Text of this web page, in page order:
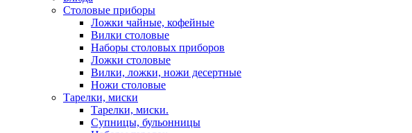
Столовые приборы
Ложки чайные, кофейные
Вилки столовые
Наборы столовых приборов
Ложки столовые
Вилки, ложки, ножи десертные
Ножи столовые
Тарелки, миски
Тарелки, миски.
Супницы, бульонницы